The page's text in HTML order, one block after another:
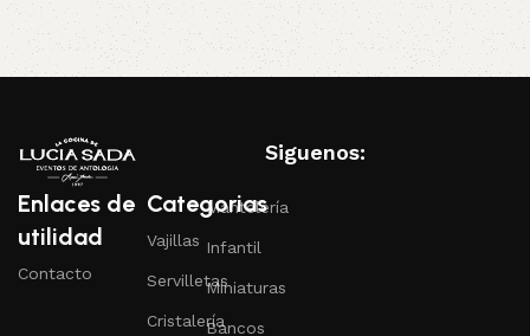
Enlaces de
utilidad
Contacto
Categorias
Vajillas
Servilletas
Cristalería
Mantelería
Infantil
Miniaturas
Bancos
Siguenos: